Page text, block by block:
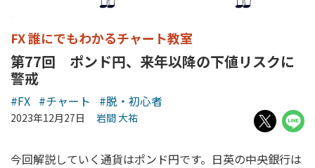
FX 誰にでもわかるチャート教室
第77回 ポンド円、来年以降の下値リスクに
警戒
#FX #チャート #脱・初心者
2023年12月27日 岩間 大祐
今回解説していく通貨はポンド円です。日英の中央銀行は